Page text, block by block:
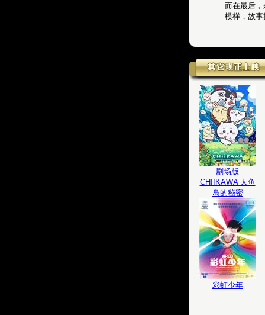
而在最后
模样，故
剧场版
CHIIKAWA 人鱼
岛的秘密
彩虹少年